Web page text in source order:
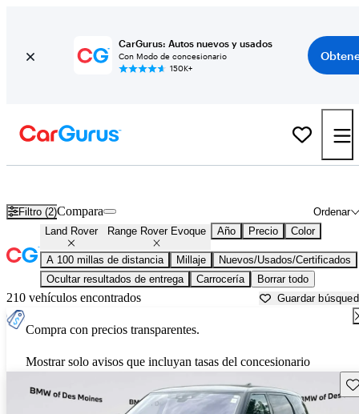
CarGurus: Autos nuevos y usados
Con Modo de concesionario
150K+
Filtro (2) Ordenar
Compara
Land Rover Range Rover Evoque Año Precio Color
A 100 millas de distancia Millaje
Nuevos/Usados/Certificados
Ocultar resultados de entrega
Carrocería Borrar todo
210 vehículos encontrados Guardar
Compra con precios transparentes.
Mostrar solo avisos que incluyan tasas del concesionario